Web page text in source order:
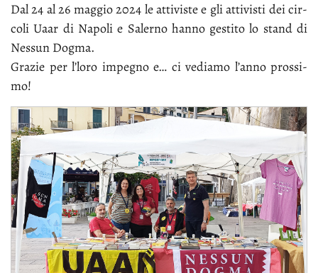
Dal 24 al 26 mag­gio 2024 le at­ti­vi­ste e gli at­ti­vi­sti dei cir­
co­li Uaar di Na­po­li e Sa­ler­no han­no ge­sti­to lo stand di
Nes­sun Dog­ma.
Gra­zie per l’lo­ro im­pe­gno e… ci ve­dia­mo l’an­no pros­si­
mo!